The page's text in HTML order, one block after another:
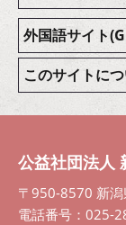
外国語サイト
このサイトに
公益社団法人
〒950-8570 新
電話番号：025-